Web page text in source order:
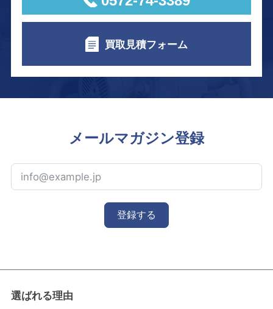
買取見積フォーム
メールマガジン登録
登録する
選ばれる理由